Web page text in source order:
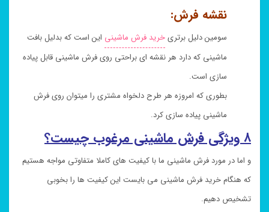
نقشه فرش:
سومین دلیل برتریخرید فرش ماشینی این است که بدلیل بافت
ماشینی که دارد هر نقشه ای براحتی روی فرش ماشینی قابل پیاده
سازی است.
بطوری که امروزه هر طرح دلخواه مشتری را میتوان روی فرش
ماشینی پیاده سازی کرد.
۸ ویژگی فرش ماشینی مرغوب چیست؟
و اما در مورد فرش ماشینی ما با کیفیت های کاملا متفاوتی مواجه هستیم
که هنگام خرید فرش ماشینی می بایست این کیفیت ها را بخوبی
تشخیص دهیم.